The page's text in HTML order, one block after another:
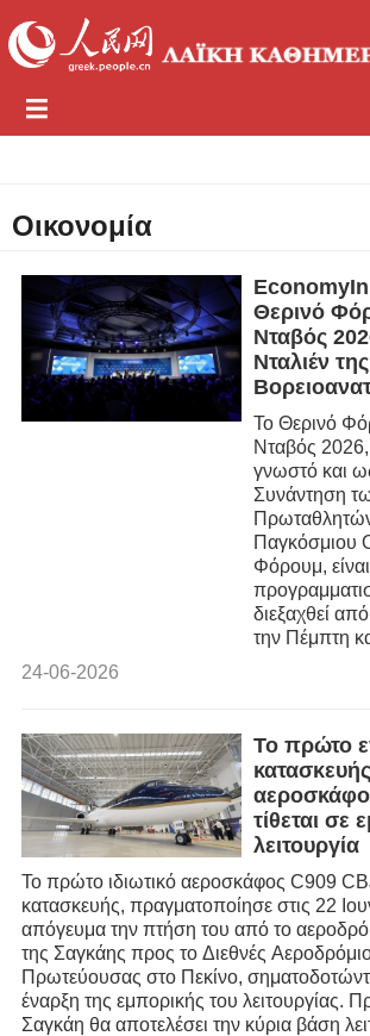
Οικονομία
Θερινό
Νταβός
Νταλιέν της
Το Θερινό
Νταβός
γνωστό και
Συνάντηση
Παγκόσμιου
Φόρουμ, είναι
διεξαχθεί
την Πέμπτη
και
μπορεί να
παγκόσμιες
νέες
24-06-2026
Το πρώτο
τίθεται σε
λειτουργία
Το πρώτο ιδιωτικό αεροσκάφος C909
κατασκευής, πραγματοποίησε στις 22
απόγευμα την πτήση του από το
της Σαγκάης προς το Διεθνές
Πρωτεύουσας στο Πεκίνο,
έναρξη της εμπορικής του λειτουργίας.
Σαγκάη θα αποτελέσει την κύρια βάση